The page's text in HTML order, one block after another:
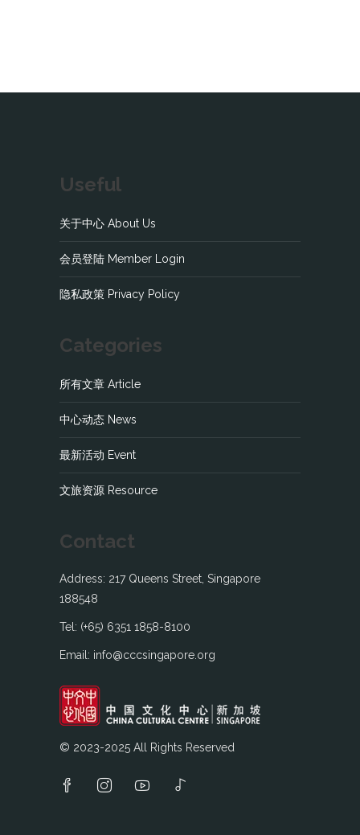
Useful
关于中心 About Us
会员登陆 Member Login
隐私政策 Privacy Policy
Categories
所有文章 Article
中心动态 News
最新活动 Event
文旅资源 Resource
Contact
Address: 217 Queens Street, Singapore
188548
Tel: (+65) 6351 1858-8100
Email: info@cccsingapore.org
© 2023-2025 All Rights Reserved